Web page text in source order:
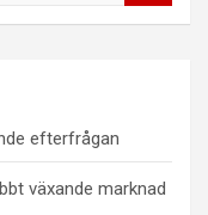
efterfrågan
växande marknad